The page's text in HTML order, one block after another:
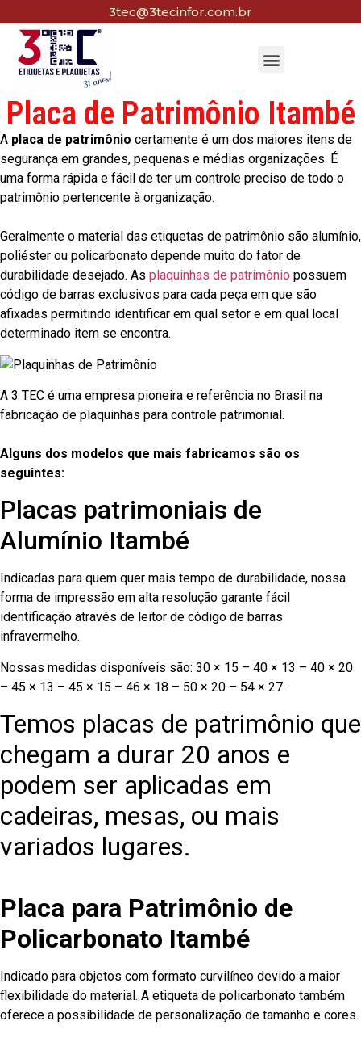
3tec@3tecinfor.com.br
Placa de Patrimônio Itambé
A placa de patrimônio certamente é um dos maiores itens de
segurança em grandes, pequenas e médias organizações. É
uma forma rápida e fácil de ter um controle preciso de todo o
patrimônio pertencente à organização.
Geralmente o material das etiquetas de patrimônio são alumínio,
poliéster ou policarbonato depende muito do fator de
durabilidade desejado. As plaquinhas de patrimônio possuem
código de barras exclusivos para cada peça em que são
afixadas permitindo identificar em qual setor e em qual local
determinado item se encontra.
A 3 TEC é uma empresa pioneira e referência no Brasil na
fabricação de plaquinhas para controle patrimonial.
Alguns dos modelos que mais fabricamos são os
seguintes:
Placas patrimoniais de
Alumínio Itambé
Indicadas para quem quer mais tempo de durabilidade, nossa
forma de impressão em alta resolução garante fácil
identificação através de leitor de código de barras
infravermelho.
Nossas medidas disponíveis são: 30 × 15 – 40 × 13 – 40 × 20
– 45 × 13 – 45 × 15 – 46 × 18 – 50 × 20 – 54 × 27.
Temos placas de patrimônio que
chegam a durar 20 anos e
podem ser aplicadas em
cadeiras, mesas, ou mais
variados lugares.
Placa para Patrimônio de
Policarbonato Itambé
Indicado para objetos com formato curvilíneo devido a maior
flexibilidade do material. A etiqueta de policarbonato também
oferece a possibilidade de personalização de tamanho e cores.